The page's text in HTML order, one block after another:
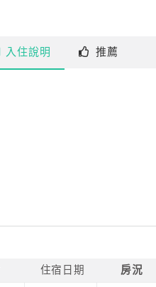
入住說明 推薦
住宿日期 房況